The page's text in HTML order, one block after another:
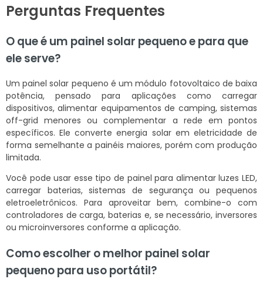
Perguntas Frequentes
O que é um painel solar pequeno e para que
ele serve?
Um painel solar pequeno é um módulo fotovoltaico de baixa
potência, pensado para aplicações como carregar
dispositivos, alimentar equipamentos de camping, sistemas
off-grid menores ou complementar a rede em pontos
específicos. Ele converte energia solar em eletricidade de
forma semelhante a painéis maiores, porém com produção
limitada.
Você pode usar esse tipo de painel para alimentar luzes LED,
carregar baterias, sistemas de segurança ou pequenos
eletroeletrônicos. Para aproveitar bem, combine-o com
controladores de carga, baterias e, se necessário, inversores
ou microinversores conforme a aplicação.
Como escolher o melhor painel solar
pequeno para uso portátil?